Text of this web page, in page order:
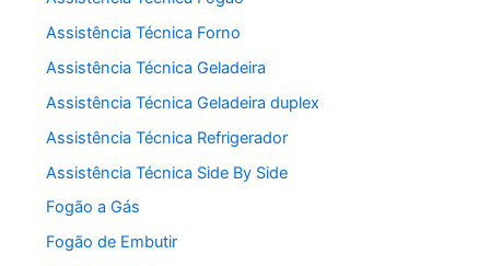
Assistência Técnica Forno
Assistência Técnica Geladeira
Assistência Técnica Geladeira duplex
Assistência Técnica Refrigerador
Assistência Técnica Side By Side
Fogão a Gás
Fogão de Embutir